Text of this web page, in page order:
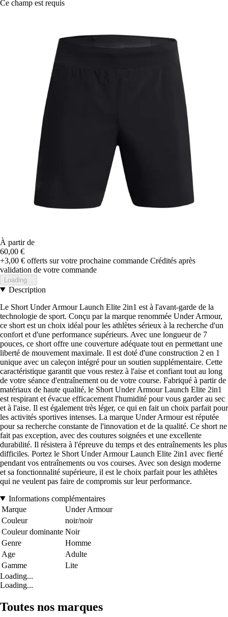
Ce champ est requis
À partir de
60,00 €
+3,00 € offerts sur votre prochaine commande Crédités après
validation de votre commande
Loading...
Description
Le Short Under Armour Launch Elite 2in1 est à l'avant-garde de la
technologie de sport. Conçu par la marque renommée Under Armour,
ce short est un choix idéal pour les athlètes sérieux à la recherche d'un
confort et d'une performance supérieurs. Avec une longueur de 7
pouces, ce short offre une couverture adéquate tout en permettant une
liberté de mouvement maximale. Il est doté d'une construction 2 en 1
unique avec un caleçon intégré pour un soutien supplémentaire. Cette
caractéristique garantit que vous restez à l'aise et confiant tout au long
de votre séance d'entraînement ou de votre course. Fabriqué à partir de
matériaux de haute qualité, le Short Under Armour Launch Elite 2in1
est respirant et évacue efficacement l'humidité pour vous garder au sec
et à l'aise. Il est également très léger, ce qui en fait un choix parfait pour
les activités sportives intenses. La marque Under Armour est réputée
pour sa recherche constante de l'innovation et de la qualité. Ce short ne
fait pas exception, avec des coutures soignées et une excellente
durabilité. Il résistera à l'épreuve du temps et des entraînements les plus
difficiles. Portez le Short Under Armour Launch Elite 2in1 avec fierté
pendant vos entraînements ou vos courses. Avec son design moderne
et sa fonctionnalité supérieure, il est le choix parfait pour les athlètes
qui ne veulent pas faire de compromis sur leur performance.
Informations complémentaires
Marque
Under Armour
Couleur
noir/noir
Couleur dominante Noir
Genre
Homme
Age
Adulte
Gamme
Lite
Loading...
Loading...
Toutes nos marques